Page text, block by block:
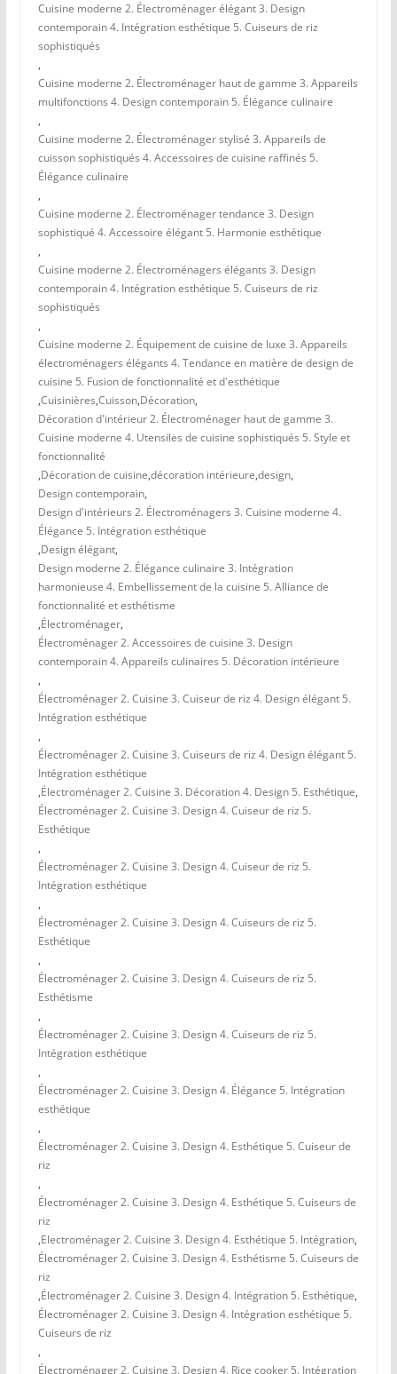
Cuisine moderne 2. Électroménager élégant 3. Design
contemporain 4. Intégration esthétique 5. Cuiseurs de riz
sophistiqués
,
Cuisine moderne 2. Électroménager haut de gamme 3. Appareils
multifonctions 4. Design contemporain 5. Élégance culinaire
,
Cuisine moderne 2. Électroménager stylisé 3. Appareils de
cuisson sophistiqués 4. Accessoires de cuisine raffinés 5.
Élégance culinaire
,
Cuisine moderne 2. Électroménager tendance 3. Design
sophistiqué 4. Accessoire élégant 5. Harmonie esthétique
,
Cuisine moderne 2. Électroménagers élégants 3. Design
contemporain 4. Intégration esthétique 5. Cuiseurs de riz
sophistiqués
,
Cuisine moderne 2. Équipement de cuisine de luxe 3. Appareils
électroménagers élégants 4. Tendance en matière de design de
cuisine 5. Fusion de fonctionnalité et d'esthétique
,Cuisinières,Cuisson,Décoration,
Décoration d'intérieur 2. Électroménager haut de gamme 3.
Cuisine moderne 4. Utensiles de cuisine sophistiqués 5. Style et
fonctionnalité
,Décoration de cuisine,décoration intérieure,design,
Design contemporain,
Design d'intérieurs 2. Électroménagers 3. Cuisine moderne 4.
Élégance 5. Intégration esthétique
,Design élégant,
Design moderne 2. Élégance culinaire 3. Intégration
harmonieuse 4. Embellissement de la cuisine 5. Alliance de
fonctionnalité et esthétisme
,Électroménager,
Électroménager 2. Accessoires de cuisine 3. Design
contemporain 4. Appareils culinaires 5. Décoration intérieure
,
Électroménager 2. Cuisine 3. Cuiseur de riz 4. Design élégant 5.
Intégration esthétique
,
Électroménager 2. Cuisine 3. Cuiseurs de riz 4. Design élégant 5.
Intégration esthétique
,Électroménager 2. Cuisine 3. Décoration 4. Design 5. Esthétique,
Électroménager 2. Cuisine 3. Design 4. Cuiseur de riz 5.
Esthétique
,
Électroménager 2. Cuisine 3. Design 4. Cuiseur de riz 5.
Intégration esthétique
,
Électroménager 2. Cuisine 3. Design 4. Cuiseurs de riz 5.
Esthétique
,
Électroménager 2. Cuisine 3. Design 4. Cuiseurs de riz 5.
Esthétisme
,
Électroménager 2. Cuisine 3. Design 4. Cuiseurs de riz 5.
Intégration esthétique
,
Électroménager 2. Cuisine 3. Design 4. Élégance 5. Intégration
esthétique
,
Électroménager 2. Cuisine 3. Design 4. Esthétique 5. Cuiseur de
riz
,
Électroménager 2. Cuisine 3. Design 4. Esthétique 5. Cuiseurs de
riz
,Electroménager 2. Cuisine 3. Design 4. Esthétique 5. Intégration,
Électroménager 2. Cuisine 3. Design 4. Esthétisme 5. Cuiseurs de
riz
,Électroménager 2. Cuisine 3. Design 4. Intégration 5. Esthétique,
Électroménager 2. Cuisine 3. Design 4. Intégration esthétique 5.
Cuiseurs de riz
,
Électroménager 2. Cuisine 3. Design 4. Rice cooker 5. Intégration